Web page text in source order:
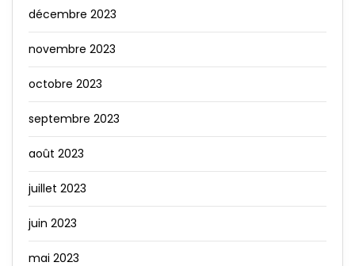
décembre 2023
novembre 2023
octobre 2023
septembre 2023
août 2023
juillet 2023
juin 2023
mai 2023